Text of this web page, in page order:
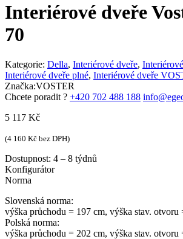
Interiérové dveře
70
Kategorie: Della, Interiérové dveře,
Interiérové dveře plné, Interiérové dveře
Značka:VOSTER
Chcete poradit ? +420 702 488 188
5 117 Kč
(4 160 Kč bez DPH)
Dostupnost: 4 – 8 týdnů
Konfigurátor
Norma
Slovenská norma:
výška průchodu = 197 cm, výška stav. otvoru
Polská norma:
výška průchodu = 202 cm, výška stav. otvoru